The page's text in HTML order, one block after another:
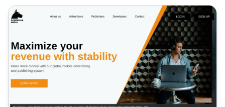
Programme d'affiliation Doberman Media